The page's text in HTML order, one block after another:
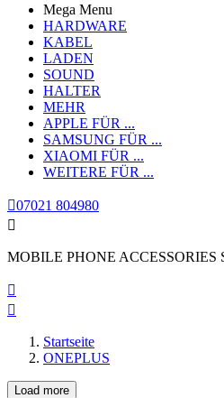
Mega Menu
HARDWARE
KABEL
LADEN
SOUND
HALTER
MEHR
APPLE FÜR ...
SAMSUNG FÜR ...
XIAOMI FÜR ...
WEITERE FÜR ...
07021 804980

MOBILE PHONE ACCESSORIES


Startseite
ONEPLUS
Load more